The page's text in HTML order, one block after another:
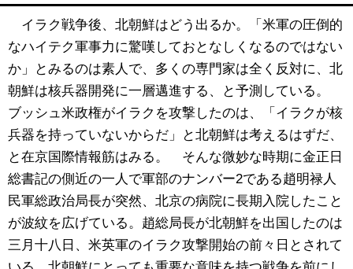
イラク戦争後、北朝鮮はどう出るか。「米軍の圧倒的
なハイテク軍事力に驚嘆しておとなしくなるのではない
か」とみるのは素人で、多くの専門家は全く反対に、北
朝鮮は核兵器開発に一層邁進する、と予測している。
ブッシュ米政権がイラクを攻撃したのは、「イラクが核
兵器を持っていないからだ」と北朝鮮は考えるはずだ、
と在京国際情報筋はみる。 そんな微妙な時期に金正日
総書記の側近の一人で軍部のナンバー2である趙明禄人
民軍総政治局長が突然、北京の病院に長期入院したこと
が波紋を広げている。趙総局長が北朝鮮を出国したのは
三月十八日、米英軍のイラク攻撃開始の前々日とされて